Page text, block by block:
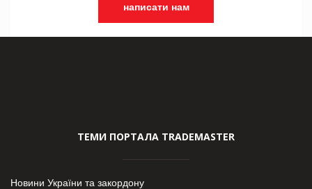
написати нам
ТЕМИ ПОРТАЛА TRADEMASTER
Новини України та закордону